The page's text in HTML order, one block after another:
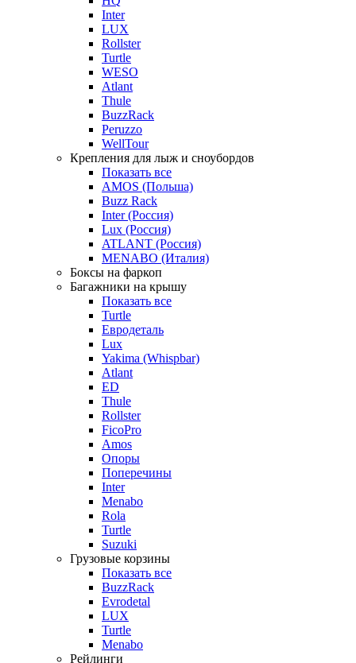
Inter
LUX
Rollster
Turtle
WESO
Atlant
Thule
BuzzRack
Peruzzo
WellTour
Крепления для лыж и сноубордов
Показать все
AMOS (Польша)
Buzz Rack
Inter (Россия)
Lux (Россия)
ATLANT (Россия)
MENABO (Италия)
Боксы на фаркоп
Багажники на крышу
Показать все
Turtle
Евродеталь
Lux
Yakima (Whispbar)
Atlant
ED
Thule
Rollster
FicoPro
Amos
Опоры
Поперечины
Inter
Menabo
Rola
Turtle
Suzuki
Грузовые корзины
Показать все
BuzzRack
Evrodetal
LUX
Turtle
Menabo
Рейлинги